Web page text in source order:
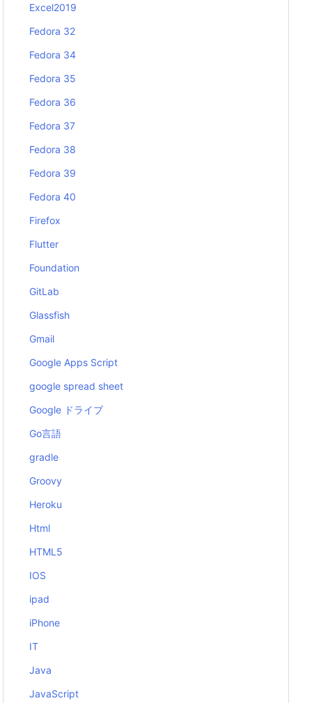
Excel2019
Fedora 32
Fedora 34
Fedora 35
Fedora 36
Fedora 37
Fedora 38
Fedora 39
Fedora 40
Firefox
Flutter
Foundation
GitLab
Glassfish
Gmail
Google Apps Script
google spread sheet
Google ドライブ
Go言語
gradle
Groovy
Heroku
Html
HTML5
IOS
ipad
iPhone
IT
Java
JavaScript